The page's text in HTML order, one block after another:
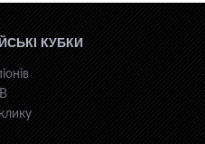
КУБКИ